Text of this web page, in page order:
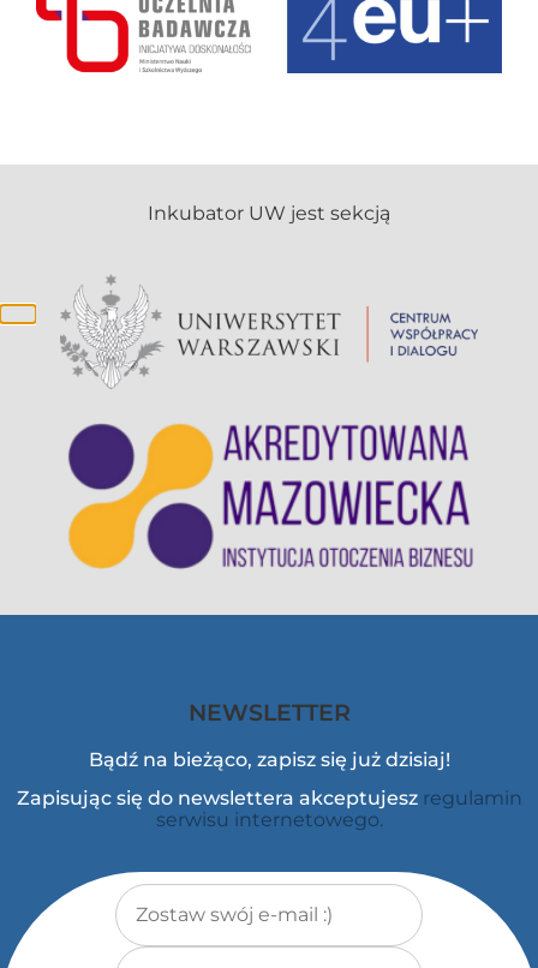
NEWSLETTER
Bądź na bieżąco, zapisz się już dzisiaj!
Zapisując się do newslettera akceptujesz regulamin
serwisu internetowego.
Adres e-mail*
Imię